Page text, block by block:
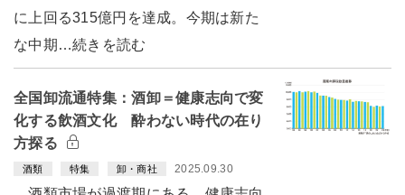
に上回る315億円を達成。今期は新た
な中期…続きを読む
全国卸流通特集：酒卸＝健康志向で変
化する飲酒文化 酔わない時代の在り
方探る
酒類 特集 卸・商社 2025.09.30